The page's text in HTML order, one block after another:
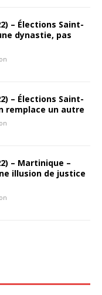
– Élections Saint-
dynastie, pas
– Élections Saint-
remplace un autre
– Martinique –
illusion de justice